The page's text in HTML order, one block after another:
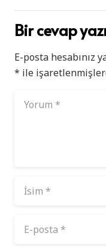
Bir cevap
E-posta hesabınız
* ile